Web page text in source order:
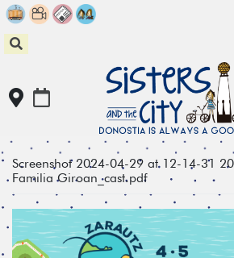
Skip
to
content
Screenshot 2024-04-29 at 12-14-31
Familia Giroan_cast.pdf